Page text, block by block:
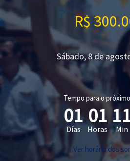
R$
Sábado, 8 de
Tempo para o
01
Días
01
Horas Min
Ver horário dos